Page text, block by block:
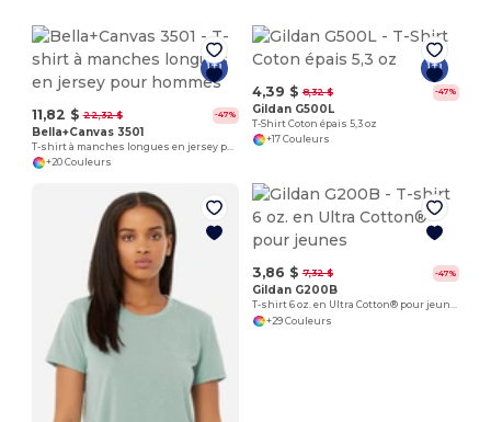
11,82 $ 22,32 $ -47%
Bella+Canvas 3501
+20 Couleurs
4,39 $ 8,32 $ -47%
Gildan G500L
T-Shirt Coton épais 5,3 oz
+17 Couleurs
3,86 $ 7,32 $ -47%
Gildan G200B
T-shirt 6 oz. en Ultra Cotton® pour jeunes
+29 Couleurs